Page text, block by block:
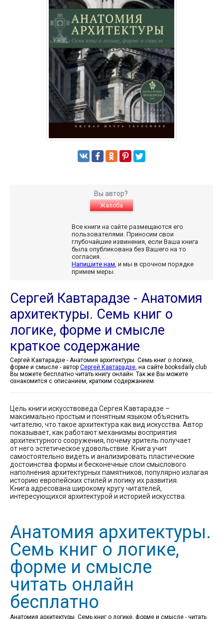
Вы автор?
Жалоба
Все книги на сайте размещаются его
пользователями. Приносим свои
глубочайшие извинения, если Ваша книга
была опубликована без Вашего на то
согласия.
Напишите нам, и мы в срочном порядке
примем меры.
Сергей Кавтарадзе - Анатомия
архитектуры. Семь книг о
логике, форме и смысле
краткое содержание
Сергей Кавтарадзе - Анатомия архитектуры. Семь книг о логике,
форме и смысле - автор Сергей Кавтарадзе, на сайте booksdaily.club
Вы можете бесплатно читать книгу онлайн. Так же Вы можете
ознакомится с описанием, кратким содержанием.
Цель книги искусствоведа Сергея Кавтарадзе –
максимально простым и понятным языком объяснить
читателю, что такое архитектура как вид искусства. Автор
показывает, как работают механизмы восприятия
архитектурного сооружения, почему зритель получает
от него эстетическое удовольствие. Книга учит
самостоятельно видеть и анализировать пластические
достоинства формы и бесконечные слои смыслового
наполнения архитектурных памятников, популярно излагая
историю европейских стилей и логику их развития.
Книга адресована широкому кругу читателей,
интересующихся архитектурой и историей искусства.
Анатомия архитектуры.
Семь книг о логике,
форме и смысле
читать онлайн
бесплатно
Анатомия архитектуры. Семь книг о логике, форме и смысле - читать